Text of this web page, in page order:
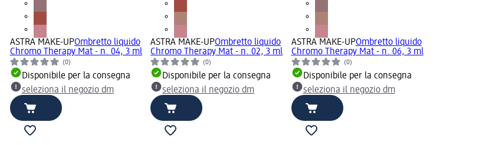
ASTRA MAKE-UPOmbretto liquido
Chromo Therapy Mat - n. 04, 3 ml
(0)
Disponibile per la consegna
seleziona il negozio dm
ASTRA MAKE-UPOmbretto liquido
Chromo Therapy Mat - n. 02, 3 ml
(0)
Disponibile per la consegna
seleziona il negozio dm
ASTRA MAKE-UPOmbretto liquido
Chromo Therapy Mat - n. 06, 3 ml
(0)
Disponibile per la consegna
seleziona il negozio dm